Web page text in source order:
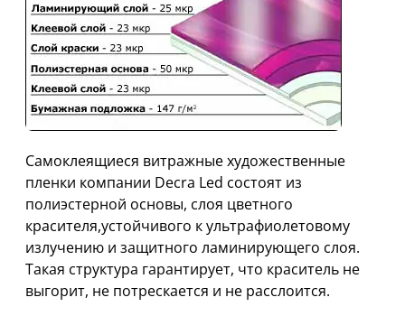
Самоклеящиеся витражные художественные
пленки компании Decra Led состоят из
полиэстерной основы, слоя цветного
красителя,устойчивого к ультрафиолетовому
излучению и защитного ламинирующего слоя.
Такая структура гарантирует, что краситель не
выгорит, не потрескается и не расслоится.